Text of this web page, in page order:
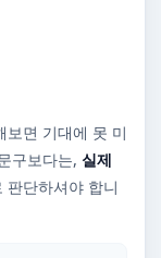
보면 기대에 못 미
구보다는, 실제
판단하셔야 합니